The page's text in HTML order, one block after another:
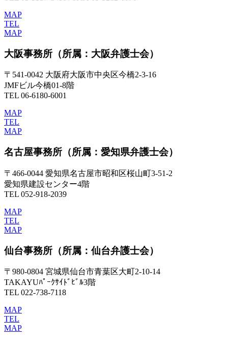
MAP
TEL
MAP
大阪事務所 （所属：大阪弁護士会）
〒541-0042 大阪府大阪市中央区今橋2-3-16
JMFビル今橋01-8階
TEL 06-6180-6001
MAP
TEL
MAP
名古屋事務所 （所属：愛知県弁護士会）
〒466-0044 愛知県名古屋市昭和区桜山町3-51-2
愛知県建設センター4階
TEL 052-918-2039
MAP
TEL
MAP
仙台事務所 （所属：仙台弁護士会）
〒980-0804 宮城県仙台市青葉区大町2-10-14
TAKAYUﾊﾟｰｸｻｲﾄﾞﾋﾞﾙ3階
TEL 022-738-7118
MAP
TEL
MAP